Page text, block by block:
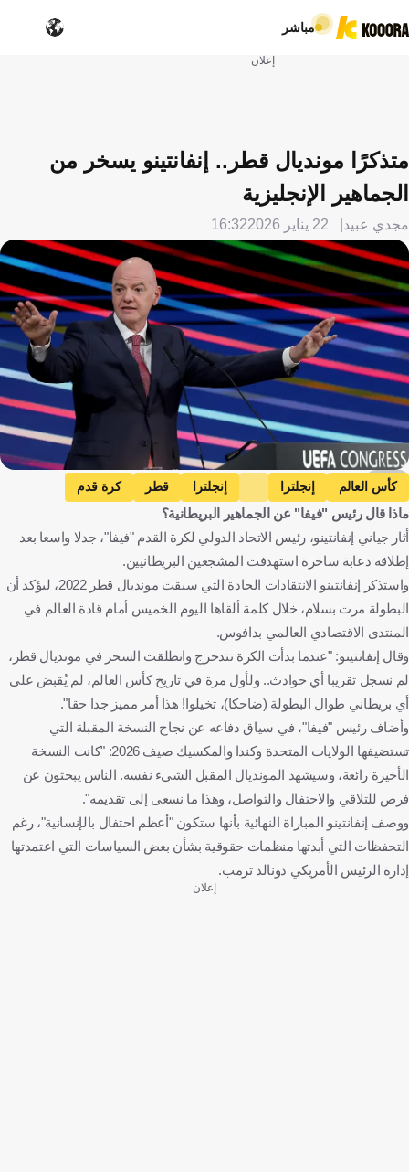
مباشر
إعلان
متذكرًا مونديال قطر.. إنفانتينو يسخر من
الجماهير الإنجليزية
مجدي عبيد 22 يناير 2026 16:32
AFP
كأس العالم إنجلترا إنجلترا قطر كرة قدم
ماذا قال رئيس "فيفا" عن الجماهير البريطانية؟
أثار جياني إنفانتينو، رئيس الاتحاد الدولي لكرة القدم "فيفا"، جدلا واسعا بعد
إطلاقه دعابة ساخرة استهدفت المشجعين البريطانيين.
واستذكر إنفانتينو الانتقادات الحادة التي سبقت مونديال قطر 2022، ليؤكد أن
البطولة مرت بسلام، خلال كلمة ألقاها اليوم الخميس أمام قادة العالم في
المنتدى الاقتصادي العالمي بدافوس.
وقال إنفانتينو: "عندما بدأت الكرة تتدحرج وانطلقت السحر في مونديال قطر،
لم نسجل تقريبا أي حوادث.. ولأول مرة في تاريخ كأس العالم، لم يُقبض على
أي بريطاني طوال البطولة (ضاحكا)، تخيلوا! هذا أمر مميز جدا حقا".
وأضاف رئيس "فيفا"، في سياق دفاعه عن نجاح النسخة المقبلة التي
تستضيفها الولايات المتحدة وكندا والمكسيك صيف 2026: "كانت النسخة
الأخيرة رائعة، وسيشهد المونديال المقبل الشيء نفسه. الناس يبحثون عن
فرص للتلاقي والاحتفال والتواصل، وهذا ما نسعى إلى تقديمه".
ووصف إنفانتينو المباراة النهائية بأنها ستكون "أعظم احتفال بالإنسانية"، رغم
التحفظات التي أبدتها منظمات حقوقية بشأن بعض السياسات التي اعتمدتها
إدارة الرئيس الأمريكي دونالد ترمب.
إعلان